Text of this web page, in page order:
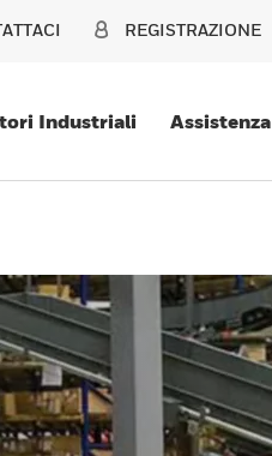
REGISTRAZIONE
Industriali Assistenza